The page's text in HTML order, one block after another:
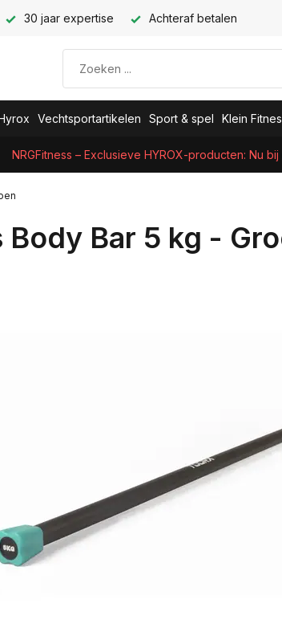
30 jaar expertise Achteraf betalen
Vechtsportartikelen Sport & spel Klein
NRGFitness – Exclusieve HYROX-producten: Nu
Bar 5 kg -